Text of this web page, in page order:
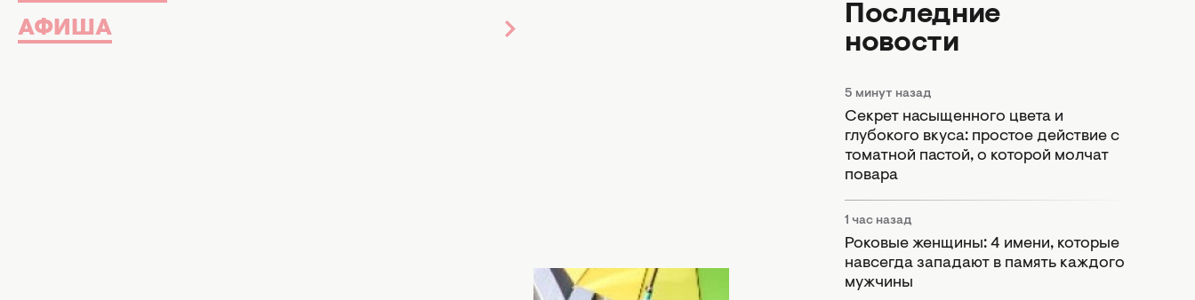
АФИША
Последние
новости
5 минут назад
Секрет насыщенного цвета и
глубокого вкуса: простое действие с
томатной пастой, о которой молчат
повара
1 час назад
Роковые женщины: 4 имени, которые
навсегда западают в память каждого
мужчины